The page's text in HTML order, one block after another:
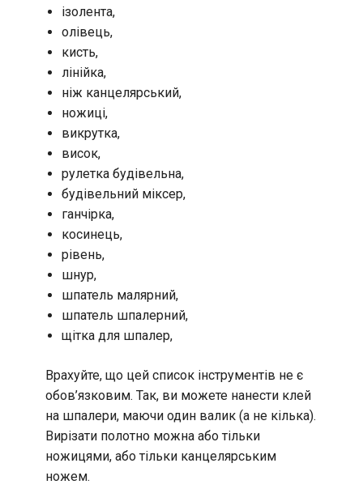
ізолента,
олівець,
кисть,
лінійка,
ніж канцелярський,
ножиці,
викрутка,
висок,
рулетка будівельна,
будівельний міксер,
ганчірка,
косинець,
рівень,
шнур,
шпатель малярний,
шпатель шпалерний,
щітка для шпалер,
Врахуйте, що цей список інструментів не є
обов’язковим. Так, ви можете нанести клей
на шпалери, маючи один валик (а не кілька).
Вирізати полотно можна або тільки
ножицями, або тільки канцелярським
ножем.